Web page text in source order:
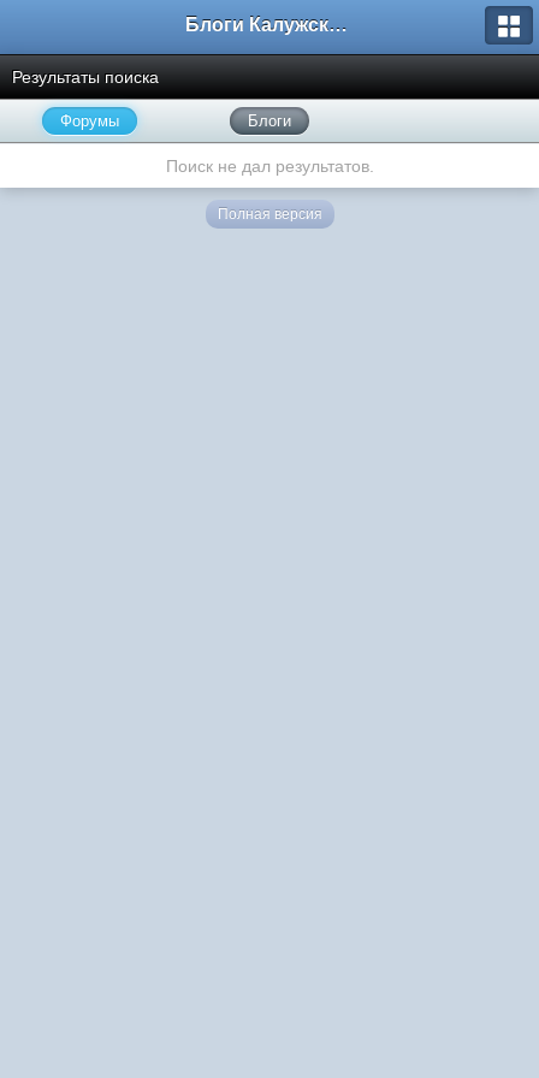
Блоги Калужского перекрестка
Результаты поиска
Форумы Блоги
Поиск не дал результатов.
Полная версия